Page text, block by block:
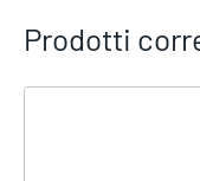
Prodotti